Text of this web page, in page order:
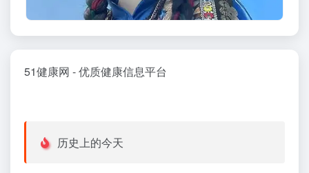
51健康网 - 优质健康信息平台
历史上的今天